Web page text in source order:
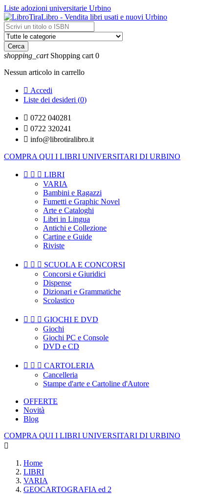
Liste adozioni universitarie Urbino
Cerca
shopping_cart Shopping cart 0
Nessun articolo in carrello
 Accedi
Liste dei desideri (0)
 0722 040281
 0722 320241
 info@librotiralibro.it
COMPRA QUI I LIBRI UNIVERSITARI DI URBINO
   LIBRI
VARIA
Bambini e Ragazzi
Fumetti e Graphic Novel
Arte e Cataloghi
Libri in Lingua
Antichi e Collezione
Cartine e Guide
Riviste
   SCUOLA E CONCORSI
Concorsi e Giuridici
Dispense
Dizionari e Grammatiche
Scolastico
   GIOCHI E DVD
Giochi
Giochi PC e Console
DVD e CD
   CARTOLERIA
Cancelleria
Stampe d'arte e Cartoline d'Autore
OFFERTE
Novità
Blog
COMPRA QUI I LIBRI UNIVERSITARI DI URBINO

Home
LIBRI
VARIA
GEOCARTOGRAFIA ed 2